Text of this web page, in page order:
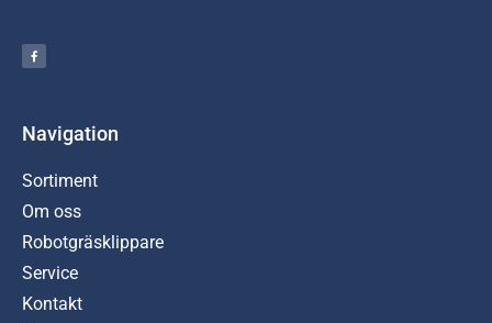
Navigation
Sortiment
Om oss
Robotgräsklippare
Service
Kontakt